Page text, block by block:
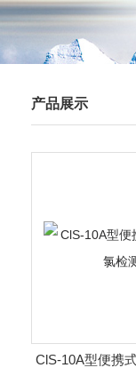
产品展示
ClS-10A型便携